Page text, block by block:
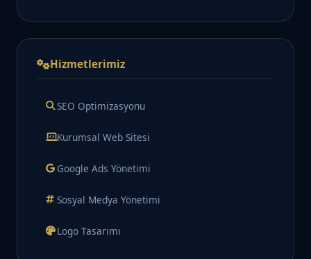
Hizmetlerimiz
SEO Optimizasyonu
Kurumsal Web Sitesi
Google Ads Yönetimi
Sosyal Medya Yönetimi
Logo Tasarımı